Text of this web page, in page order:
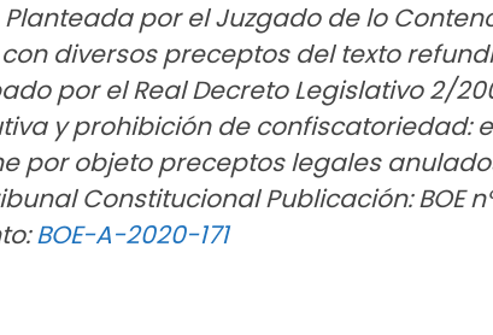
por el Juzgado de lo
diversos preceptos del texto
por el Real Decreto Legislativo 2/
y prohibición de confiscatoriedad:
por objeto preceptos legales
Constitucional Publicación: BOE
BOE-A-2020-171